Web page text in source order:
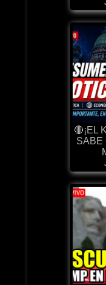
🔴¡EL
SABE